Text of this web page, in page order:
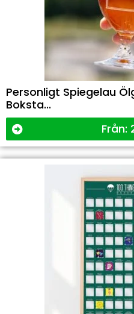
Personligt Spiegelau
Boksta...
Från: